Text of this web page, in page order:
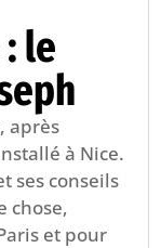
le
après
à Nice.
ses conseils
chose,
et pour